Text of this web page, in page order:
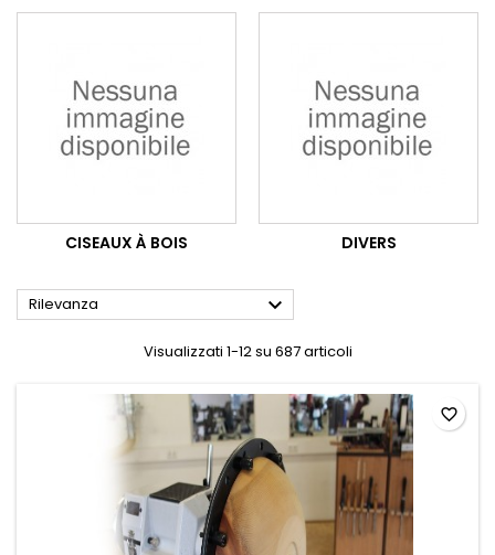
CISEAUX À BOIS DIVERS
Rilevanza 
Visualizzati 1-12 su 687 articoli
favorite_border